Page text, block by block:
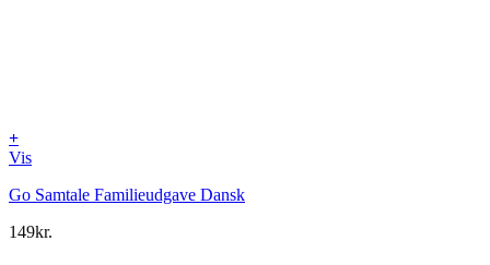
+
Vis
Go Samtale Familieudgave Dansk
149kr.